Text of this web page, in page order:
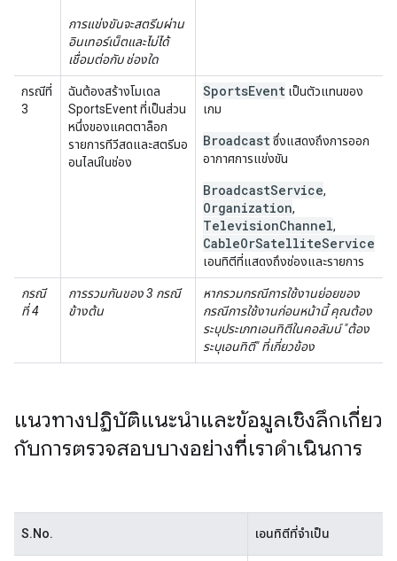
การแข่งขันจะสตรีมผ่าน
อินเทอร์เน็ตและไม่ได้
เชื่อมต่อกับ ช่องใด
กรณีที่
3
ฉันต้องสร้างโมเดล
SportsEvent ที่เป็นส่วน
หนึ่งของแคตตาล็อก
รายการทีวีสดและสตรีมอ
อนไลน์ในช่อง
SportsEvent เป็นตัวแทนของ
เกม
Broadcastซึ่งแสดงถึงการออก
อากาศการแข่งขัน
BroadcastService,
Organization,
TelevisionChannel,
CableOrSatelliteService
เอนทิตีที่แสดงถึงช่องและรายการ
กรณี
ที่ 4
การรวมกันของ 3 กรณี
ข้างต้น
หากรวมกรณีการใช้งานย่อยของ
กรณีการใช้งานก่อนหน้านี้ คุณต้อง
ระบุประเภทเอนทิตีในคอลัมน์ "ต้อง
ระบุเอนทิตี" ที่เกี่ยวข้อง
แนวทางปฏิบัติแนะนำและข้อมูลเชิงลึกเกี่ยว
กับการตรวจสอบบางอย่างที่เราดำเนินการ
S.No. เอนทิตีที่จำเป็น